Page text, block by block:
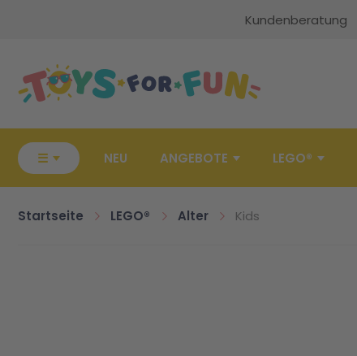
Kundenberatung
☰ NEU ANGEBOTE LEGO®
Startseite LEGO® Alter Kids